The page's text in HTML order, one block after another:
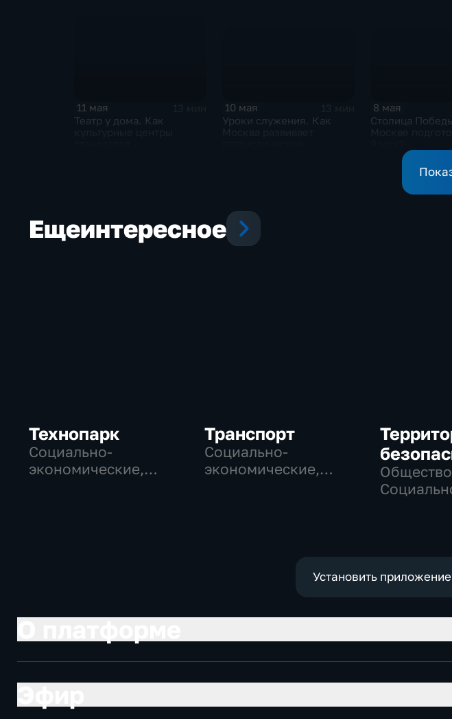
11 мая
Театр у дома. Как
10 мая
Уроки служения. Как
8 мая
Столица
Ещеинтересное
Технопарк
Социально-
экономические,
Транспорт
Социально-
экономические,
Установить